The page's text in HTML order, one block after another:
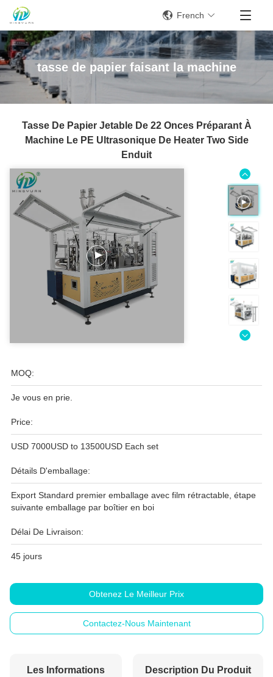
French
tasse de papier faisant la machine
Tasse De Papier Jetable De 22 Onces Préparant À
Machine Le PE Ultrasonique De Heater Two Side
Enduit
MOQ:
Je vous en prie.
Price:
USD 7000USD to 13500USD Each set
Détails D'emballage:
Export Standard premier emballage avec film rétractable, étape
suivante emballage par boîtier en boi
Délai De Livraison:
45 jours
Obtenez Le Meilleur Prix
Contactez-Nous Maintenant
Les Informations Description Du Produit